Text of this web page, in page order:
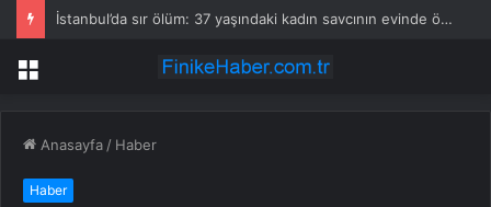
İstanbul’da sır ölüm: 37 yaşındaki kadın savcının evinde ölü bulundu!
Menü
Anasayfa / Haber
Haber